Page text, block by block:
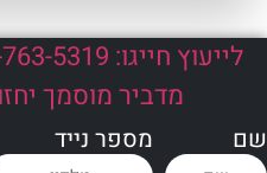
מדביר מוסמך יחזור
מספר נייד